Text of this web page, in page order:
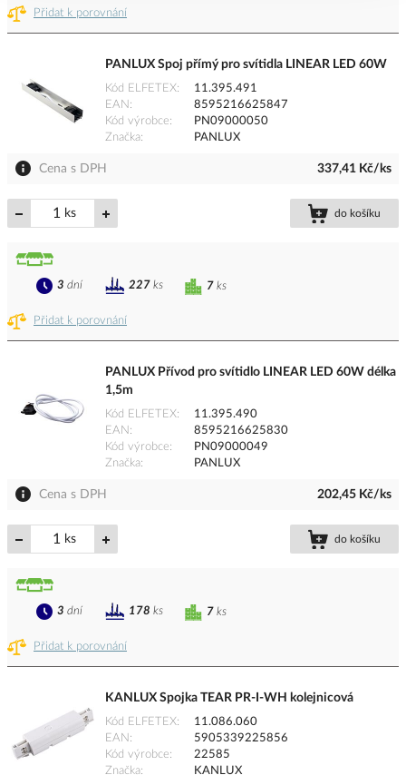
Přidat k porovnání
PANLUX Spoj přímý pro svítidla LINEAR LED 60W
Kód ELFETEX
11.395.491
EAN
8595216625847
Kód výrobce
PN09000050
Značka
PANLUX
Cena s DPH 337,41 Kč/ks
ks do košíku
Přidat k porovnání
7 ks
3 dní 227 ks
PANLUX Přívod pro svítidlo LINEAR LED 60W délka
1,5m
Kód ELFETEX
11.395.490
EAN
8595216625830
Kód výrobce
PN09000049
Značka
PANLUX
Cena s DPH 202,45 Kč/ks
ks do košíku
Přidat k porovnání
7 ks
3 dní 178 ks
KANLUX Spojka TEAR PR-I-WH kolejnicová
Kód ELFETEX
11.086.060
EAN
5905339225856
Kód výrobce
22585
Značka
KANLUX